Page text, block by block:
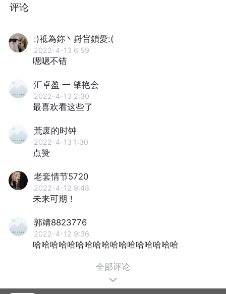
评论
:)祗為鉨丶崶吢鎖愛:(
2022-4-13 6:59
嗯嗯不错
汇卓盈 一 肇艳会
2022-4-13 2:30
最喜欢看这些了
荒废的时钟
2022-4-13 1:30
点赞
老套情节5720
2022-4-12 9:48
未来可期！
郭靖8823776
2022-4-12 9:36
哈哈哈哈哈哈哈哈哈哈哈哈哈哈哈哈哈
全部评论